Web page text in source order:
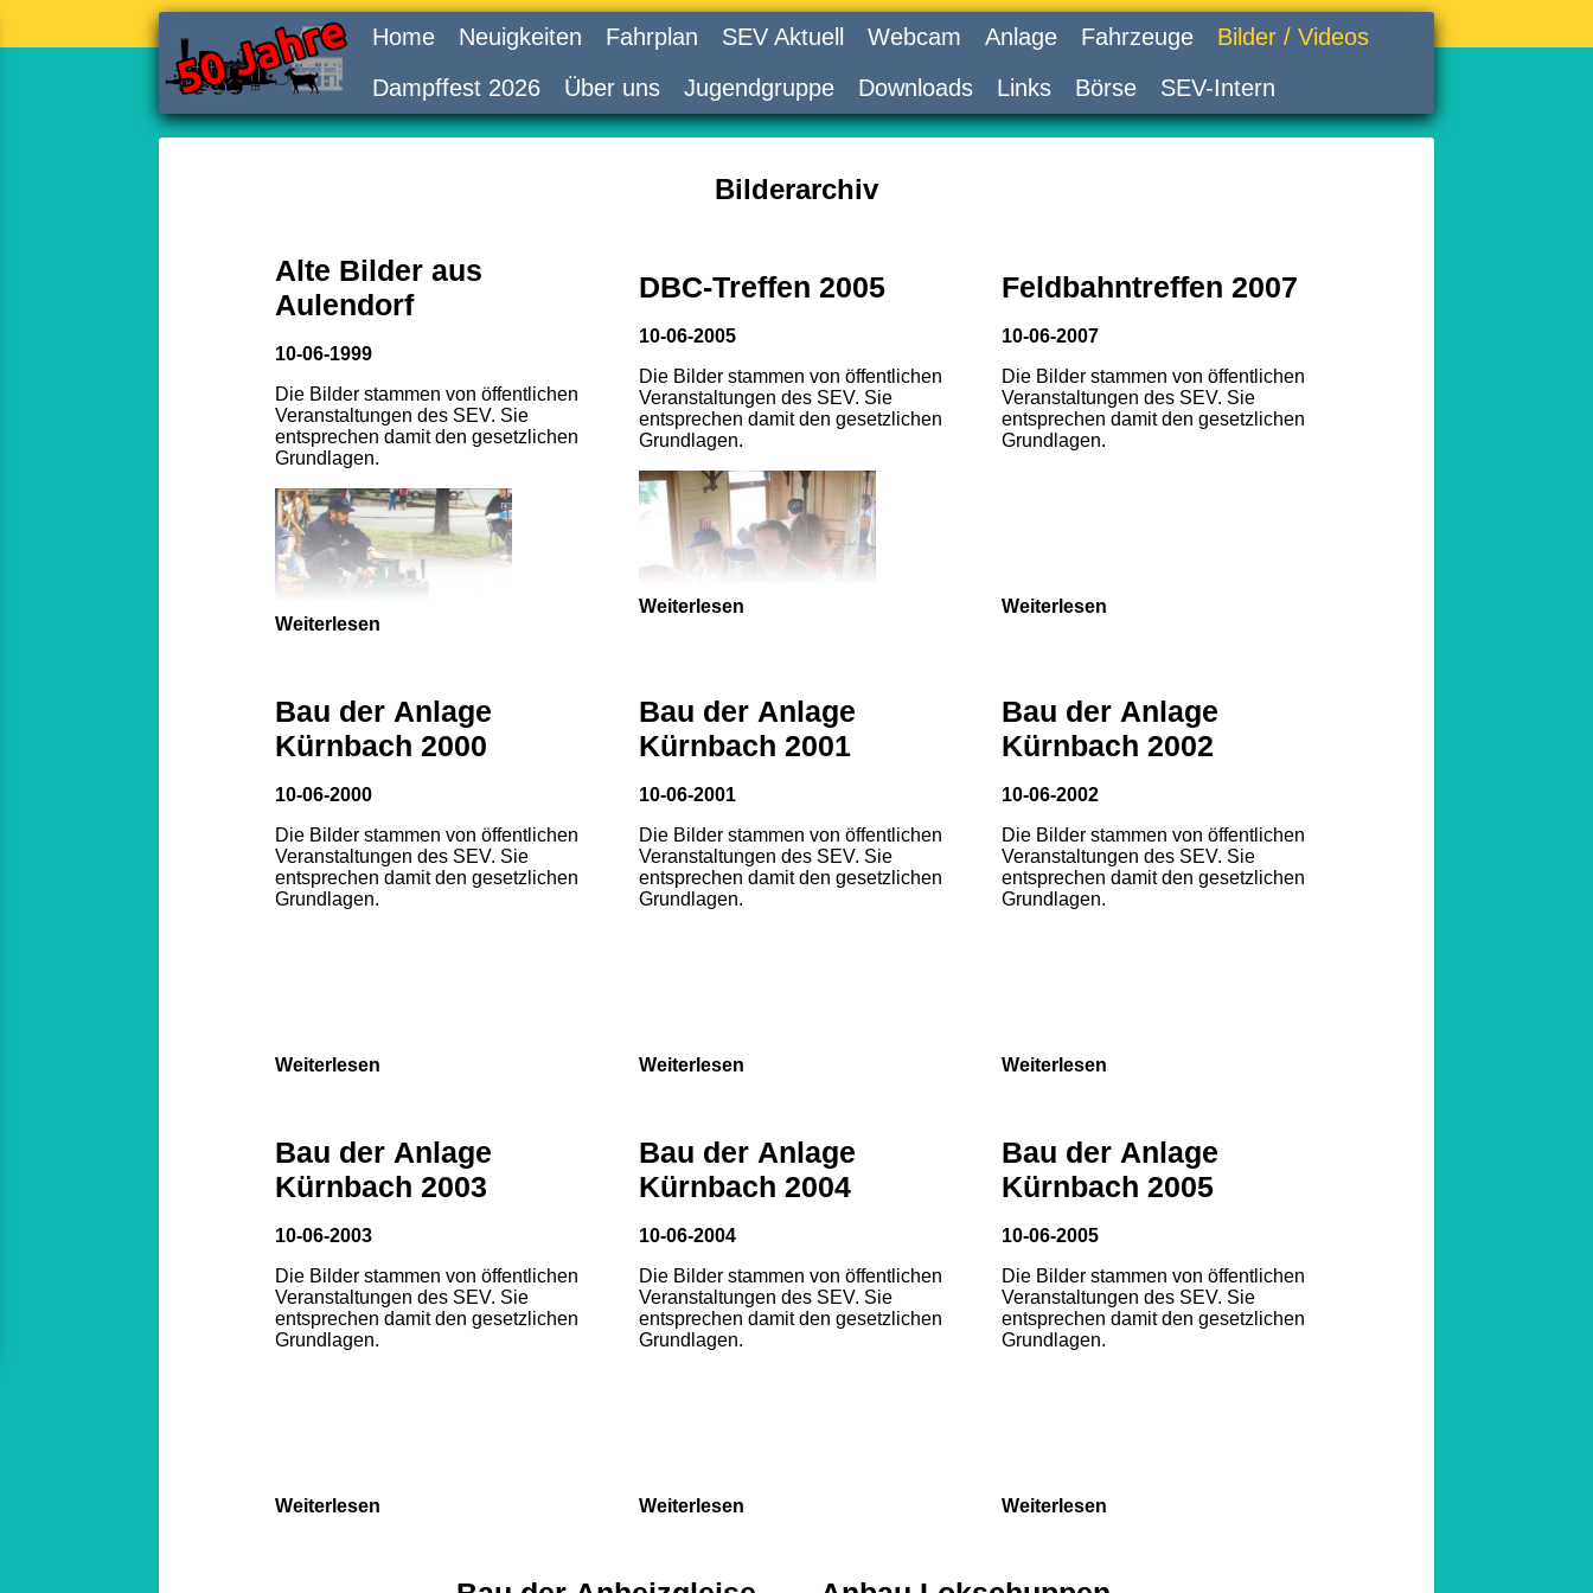
Home Neuigkeiten Fahrplan SEV Aktuell Webcam Anlage Fahrzeuge
Bilder / Videos
Dampffest 2026
Über uns Jugendgruppe Downloads Links Börse SEV-Intern
Bilderarchiv
Alte Bilder aus
Aulendorf
10-06-1999
Die Bilder stammen von öffentlichen
Veranstaltungen des SEV. Sie
entsprechen damit den gesetzlichen
Grundlagen.
Weiterlesen
DBC-Treffen 2005
10-06-2005
Die Bilder stammen von öffentlichen
Veranstaltungen des SEV. Sie
entsprechen damit den gesetzlichen
Grundlagen.
Weiterlesen
Feldbahntreffen 2007
10-06-2007
Die Bilder stammen von öffentlichen
Veranstaltungen des SEV. Sie
entsprechen damit den gesetzlichen
Grundlagen.
Weiterlesen
Bau der Anlage
Kürnbach 2000
10-06-2000
Die Bilder stammen von öffentlichen
Veranstaltungen des SEV. Sie
entsprechen damit den gesetzlichen
Grundlagen.
Weiterlesen
Bau der Anlage
Kürnbach 2001
10-06-2001
Die Bilder stammen von öffentlichen
Veranstaltungen des SEV. Sie
entsprechen damit den gesetzlichen
Grundlagen.
Weiterlesen
Bau der Anlage
Kürnbach 2002
10-06-2002
Die Bilder stammen von öffentlichen
Veranstaltungen des SEV. Sie
entsprechen damit den gesetzlichen
Grundlagen.
Weiterlesen
Bau der Anlage
Kürnbach 2003
10-06-2003
Die Bilder stammen von öffentlichen
Veranstaltungen des SEV. Sie
entsprechen damit den gesetzlichen
Grundlagen.
Weiterlesen
Bau der Anlage
Kürnbach 2004
10-06-2004
Die Bilder stammen von öffentlichen
Veranstaltungen des SEV. Sie
entsprechen damit den gesetzlichen
Grundlagen.
Weiterlesen
Bau der Anlage
Kürnbach 2005
10-06-2005
Die Bilder stammen von öffentlichen
Veranstaltungen des SEV. Sie
entsprechen damit den gesetzlichen
Grundlagen.
Weiterlesen